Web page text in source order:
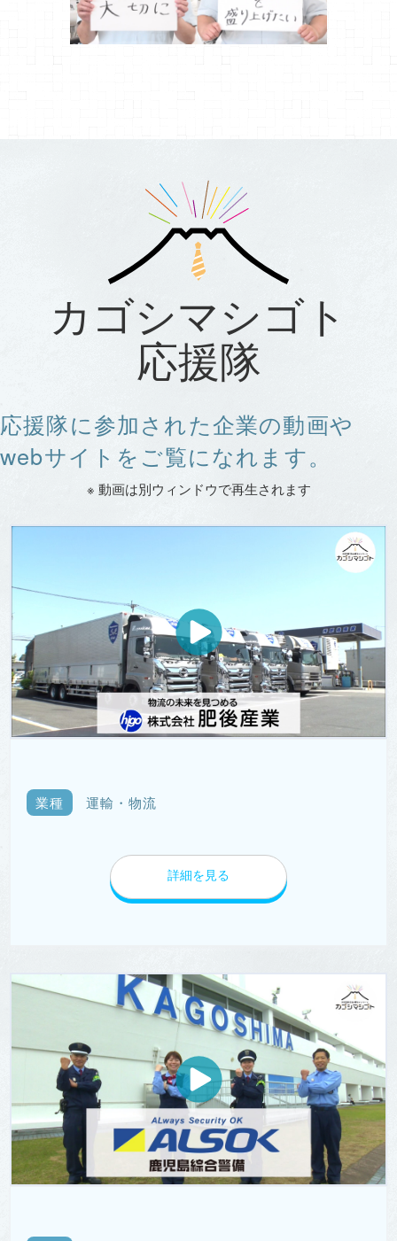
カゴシマシゴト
応援隊
応援隊に参加された企業の動画や
webサイトをご覧になれます。
※ 動画は別ウィンドウで再生されます
業種 運輸・物流
詳細を見る